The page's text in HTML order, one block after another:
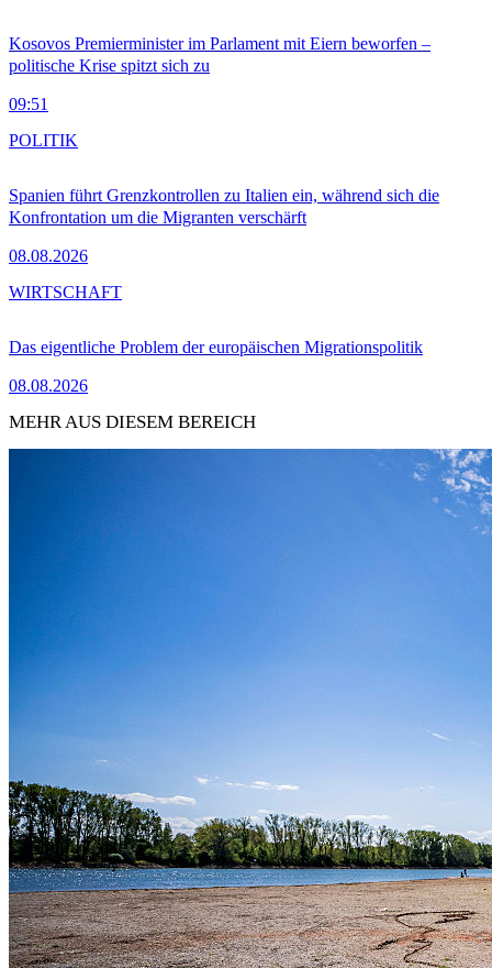
Kosovos Premierminister im Parlament mit Eiern beworfen –
politische Krise spitzt sich zu
09:51
Spanien führt Grenzkontrollen zu Italien ein, während sich die
Konfrontation um die Migranten verschärft
08.08.2026
POLITIK
Das eigentliche Problem der europäischen Migrationspolitik
08.08.2026
WIRTSCHAFT
MEHR AUS DIESEM BEREICH